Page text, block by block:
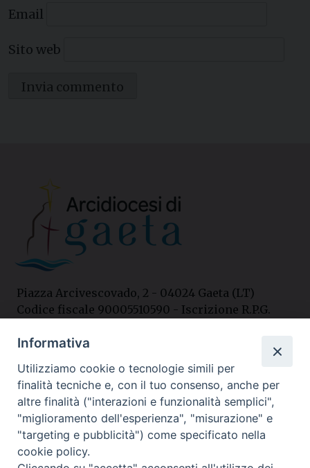
Email
Sito web
Piazza Arcivescovado, 2 - 04024 Gaeta (LT)
Codice fiscale 90005510590 - Iscrizione R.P.G.
Contatti
Curia
Tel. 0771.740341
Palazzo De Vio
Tel. 0771.464088
Informativa
Utilizziamo cookie o tecnologie simili per
finalità tecniche e, con il tuo consenso, anche per
altre finalità ("interazioni e funzionalità semplici",
"miglioramento dell'esperienza", "misurazione" e
"targeting e pubblicità") come specificato nella
cookie policy.